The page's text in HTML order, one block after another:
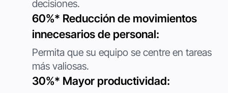
Nombre de la empresa*
Mensaje
decisiones.
60%* Reducción de movimientos
innecesarios de personal:
Permita que su equipo se centre en tareas
más valiosas.
30%* Mayor productividad: